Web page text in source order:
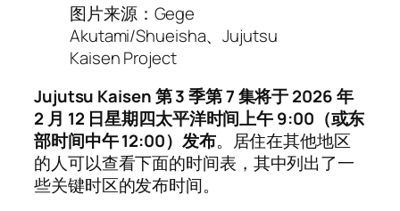
图片来源：Gege
Akutami/Shueisha、Jujutsu
Kaisen Project
Jujutsu Kaisen 第 3 季第 7 集将于 2026 年
2 月 12 日星期四太平洋时间上午 9:00（或东
部时间中午 12:00）发布。居住在其他地区
的人可以查看下面的时间表，其中列出了一
些关键时区的发布时间。